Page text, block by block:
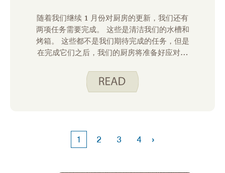
随着我们继续 1 月份对厨房的更新，我们还有
两项任务需要完成。 这些是清洁我们的水槽和
烤箱。 这些都不是我们期待完成的任务，但是
在完成它们之后，我们的厨房将准备好应对冬
1 2 3 4 ›